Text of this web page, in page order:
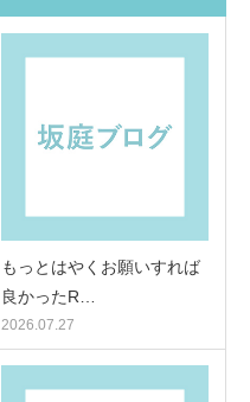
もっとはやくお願いすれば
良かったR…
2026.07.27